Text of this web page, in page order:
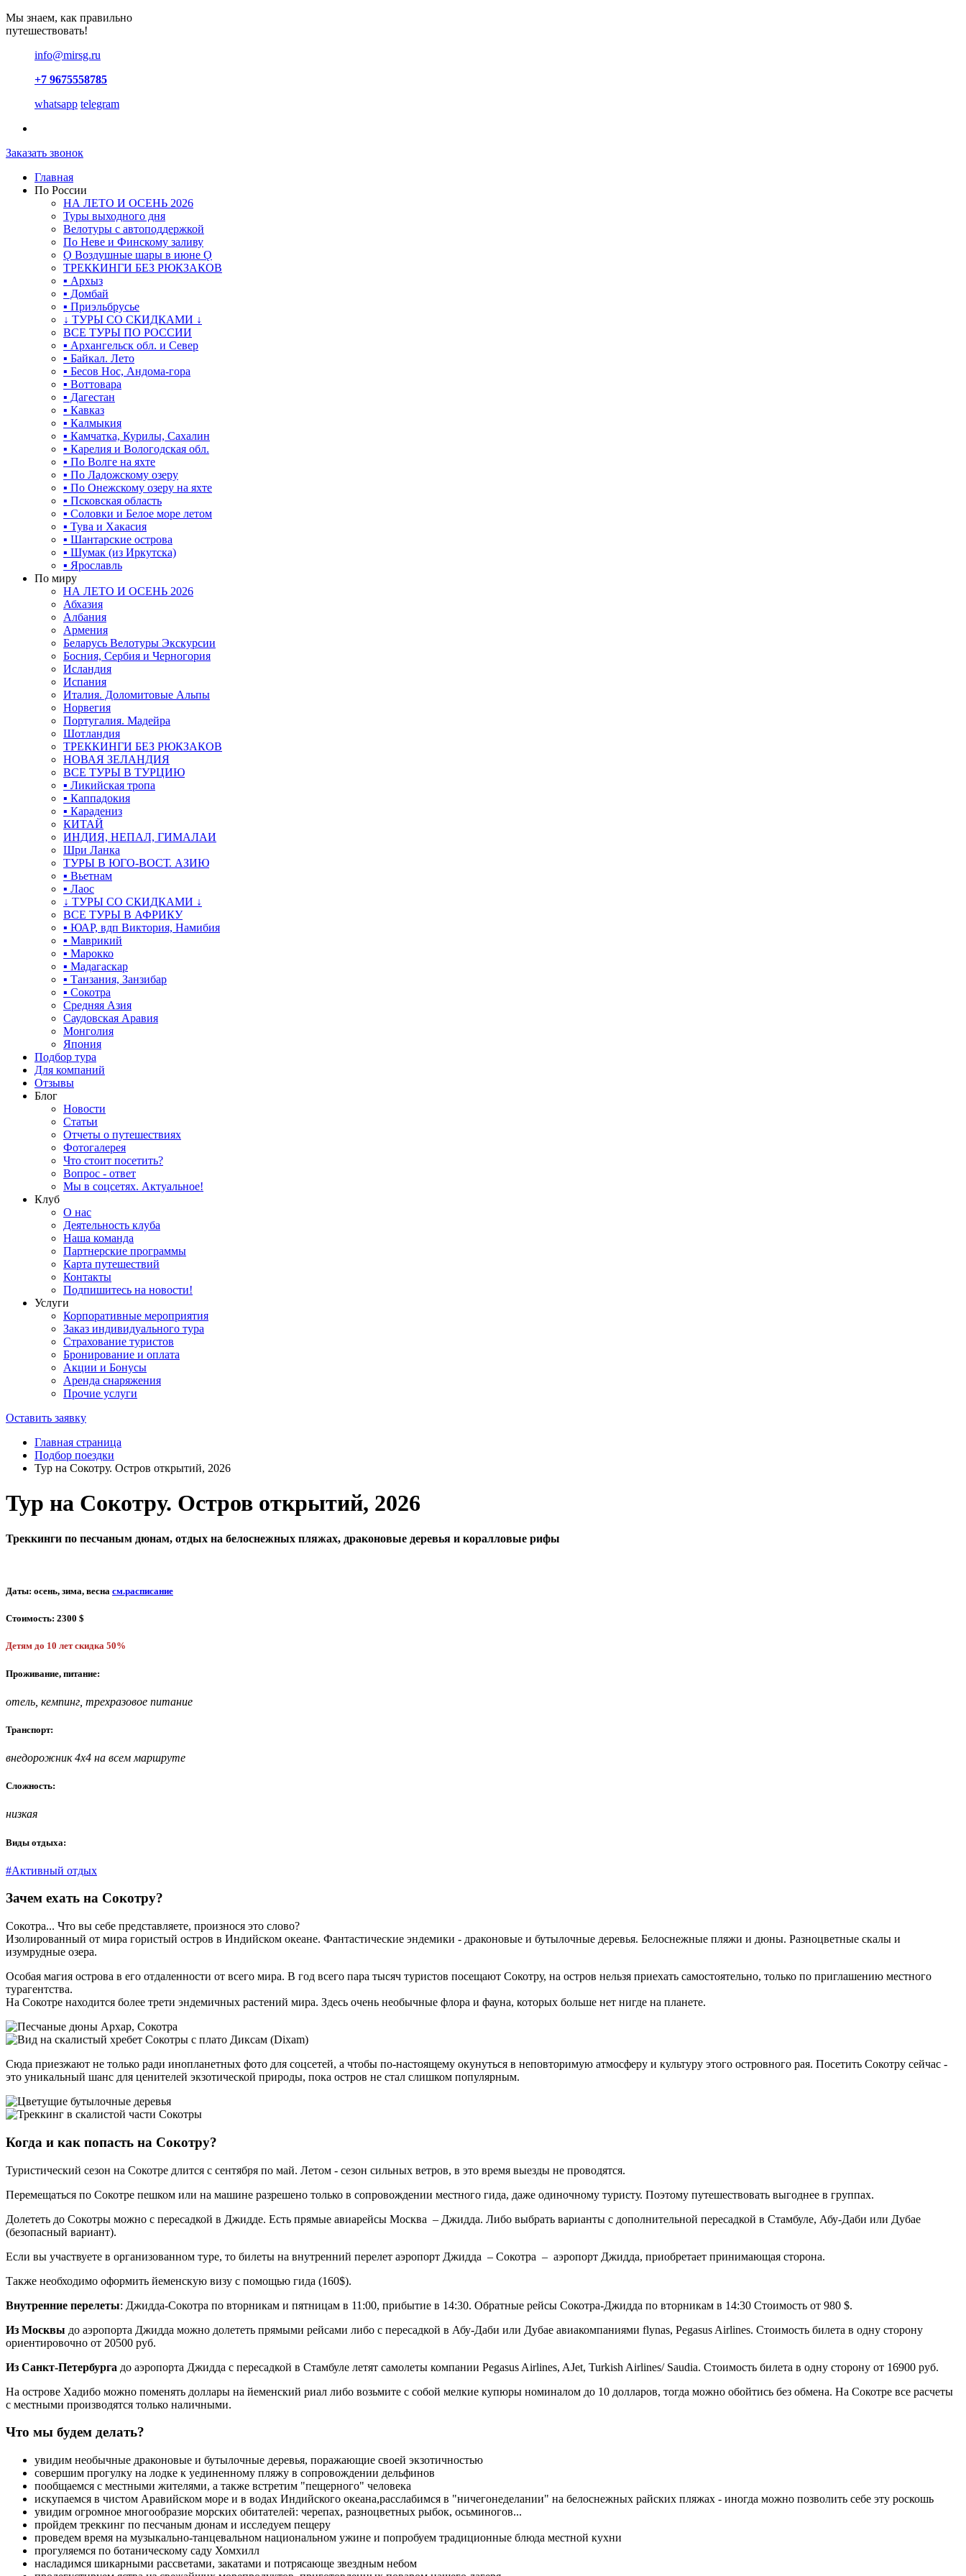
Мы знаем, как правильно
путешествовать!
info@mirsg.ru
+7 9675558785
whatsapp telegram
Заказать звонок
Главная
По России
НА ЛЕТО И ОСЕНЬ 2026
Туры выходного дня
Велотуры с автоподдержкой
По Неве и Финскому заливу
Ǫ Воздушные шары в июне Ǫ
ТРЕККИНГИ БЕЗ РЮКЗАКОВ
▪ Архыз
▪ Домбай
▪ Приэльбрусье
↓ ТУРЫ СО СКИДКАМИ ↓
ВСЕ ТУРЫ ПО РОССИИ
▪ Архангельск обл. и Север
▪ Байкал. Лето
▪ Бесов Нос, Андома-гора
▪ Воттовара
▪ Дагестан
▪ Кавказ
▪ Калмыкия
▪ Камчатка, Курилы, Сахалин
▪ Карелия и Вологодская обл.
▪ По Волге на яхте
▪ По Ладожскому озеру
▪ По Онежскому озеру на яхте
▪ Псковская область
▪ Соловки и Белое море летом
▪ Тува и Хакасия
▪ Шантарские острова
▪ Шумак (из Иркутска)
▪ Ярославль
По миру
НА ЛЕТО И ОСЕНЬ 2026
Абхазия
Албания
Армения
Беларусь Велотуры Экскурсии
Босния, Сербия и Черногория
Исландия
Испания
Италия. Доломитовые Альпы
Норвегия
Португалия. Мадейра
Шотландия
ТРЕККИНГИ БЕЗ РЮКЗАКОВ
НОВАЯ ЗЕЛАНДИЯ
ВСЕ ТУРЫ В ТУРЦИЮ
▪ Ликийская тропа
▪ Каппадокия
▪ Карадениз
КИТАЙ
ИНДИЯ, НЕПАЛ, ГИМАЛАИ
Шри Ланка
ТУРЫ В ЮГО-ВОСТ. АЗИЮ
▪ Вьетнам
▪ Лаос
↓ ТУРЫ СО СКИДКАМИ ↓
ВСЕ ТУРЫ В АФРИКУ
▪ ЮАР, вдп Виктория, Намибия
▪ Маврикий
▪ Марокко
▪ Мадагаскар
▪ Танзания, Занзибар
▪ Сокотра
Средняя Азия
Саудовская Аравия
Монголия
Япония
Подбор тура
Для компаний
Отзывы
Блог
Новости
Статьи
Отчеты о путешествиях
Фотогалерея
Что стоит посетить?
Вопрос - ответ
Мы в соцсетях. Актуальное!
Клуб
О нас
Деятельность клуба
Наша команда
Партнерские программы
Карта путешествий
Контакты
Подпишитесь на новости!
Услуги
Корпоративные мероприятия
Заказ индивидуального тура
Страхование туристов
Бронирование и оплата
Акции и Бонусы
Аренда снаряжения
Прочие услуги
Оставить заявку
Главная страница
Подбор поездки
Тур на Сокотру. Остров открытий, 2026
Тур на Сокотру. Остров открытий, 2026
Треккинги по песчаным дюнам, отдых на белоснежных пляжах, драконовые деревья и коралловые рифы
Даты: осень, зима, весна см.расписание
Стоимость: 2300 $
Детям до 10 лет скидка 50%
Проживание, питание:
отель, кемпинг, трехразовое питание
Транспорт:
внедорожник 4х4 на всем маршруте
Сложность:
низкая
Виды отдыха:
#Активный отдых
Зачем ехать на Сокотру?
Сокотра... Что вы себе представляете, произнося это слово?
Изолированный от мира гористый остров в Индийском океане. Фантастические эндемики - драконовые и бутылочные деревья. Белоснежные пляжи и дюны. Разноцветные скалы и
изумрудные озера.
Особая магия острова в его отдаленности от всего мира. В год всего пара тысяч туристов посещают Сокотру, на остров нельзя приехать самостоятельно, только по приглашению местного
турагентства.
На Сокотре находится более трети эндемичных растений мира. Здесь очень необычные флора и фауна, которых больше нет нигде на планете.
Сюда приезжают не только ради инопланетных фото для соцсетей, а чтобы по-настоящему окунуться в неповторимую атмосферу и культуру этого островного рая. Посетить Сокотру сейчас -
это уникальный шанс для ценителей экзотической природы, пока остров не стал слишком популярным.
Когда и как попасть на Сокотру?
Туристический сезон на Сокотре длится с сентября по май. Летом - сезон сильных ветров, в это время выезды не проводятся.
Перемещаться по Сокотре пешком или на машине разрешено только в сопровождении местного гида, даже одиночному туристу. Поэтому путешествовать выгоднее в группах.
Долететь до Сокотры можно с пересадкой в Джидде. Есть прямые авиарейсы Москва – Джидда. Либо выбрать варианты с дополнительной пересадкой в Стамбуле, Абу-Даби или Дубае
(безопасный вариант).
Если вы участвуете в организованном туре, то билеты на внутренний перелет аэропорт Джидда – Сокотра – аэропорт Джидда, приобретает принимающая сторона.
Также необходимо оформить йеменскую визу с помощью гида (160$).
Внутренние перелеты: Джидда-Сокотра по вторникам и пятницам в 11:00, прибытие в 14:30. Обратные рейсы Сокотра-Джидда по вторникам в 14:30 Стоимость от 980 $.
Из Москвы до аэропорта Джидда можно долететь прямыми рейсами либо с пересадкой в Абу-Даби или Дубае авиакомпаниями flynas, Pegasus Airlines. Стоимость билета в одну сторону
ориентировочно от 20500 руб.
Из Санкт-Петербурга до аэропорта Джидда с пересадкой в Стамбуле летят самолеты компании Pegasus Airlines, AJet, Turkish Airlines/ Saudia. Стоимость билета в одну сторону от 16900 руб.
На острове Хадибо можно поменять доллары на йеменский риал либо возьмите с собой мелкие купюры номиналом до 10 долларов, тогда можно обойтись без обмена. На Сокотре все расчеты
с местными производятся только наличными.
Что мы будем делать?
увидим необычные драконовые и бутылочные деревья, поражающие своей экзотичностью
совершим прогулку на лодке к уединенному пляжу в сопровождении дельфинов
пообщаемся с местными жителями, а также встретим "пещерного" человека
искупаемся в чистом Аравийском море и в водах Индийского океана,расслабимся в "ничегонеделании" на белоснежных райских пляжах - иногда можно позволить себе эту роскошь
увидим огромное многообразие морских обитателей: черепах, разноцветных рыбок, осьминогов...
пройдем треккинг по песчаным дюнам и исследуем пещеру
проведем время на музыкально-танцевальном национальном ужине и попробуем традиционные блюда местной кухни
прогуляемся по ботаническому саду Хомхилл
насладимся шикарными рассветами, закатами и потрясающе звездным небом